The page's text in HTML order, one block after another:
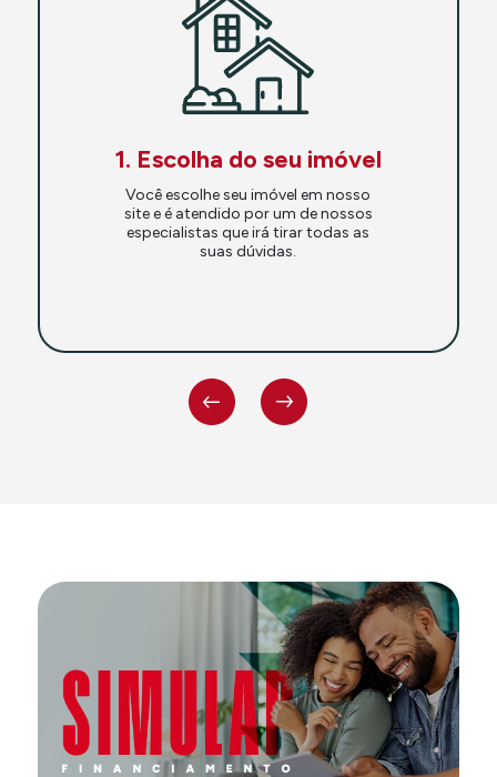
1. Escolha do seu imóvel
Você escolhe seu imóvel em nosso
site e é atendido por um de nossos
especialistas que irá tirar todas as
suas dúvidas.